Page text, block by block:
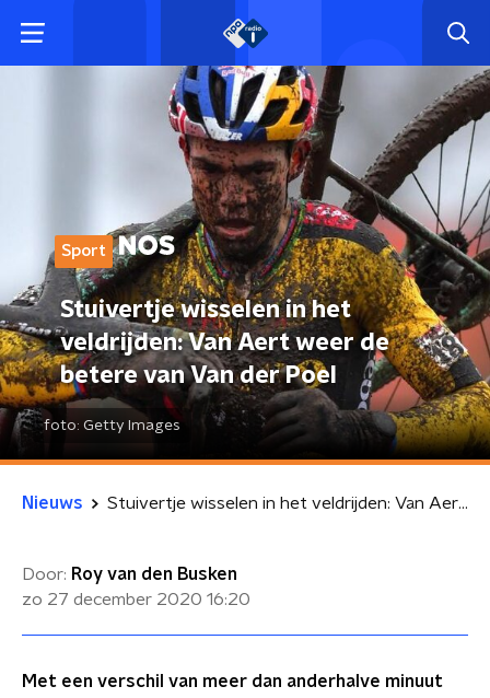
Sport
Stuivertje wisselen in het
veldrijden: Van Aert weer de
betere van Van der Poel
foto: Getty Images
Nieuws Stuivertje wisselen in het veldrijden: Van Aert weer de betere van Van der Poel
Door: Roy van den Busken
zo 27 december 2020 16:20
Met een verschil van meer dan anderhalve minuut